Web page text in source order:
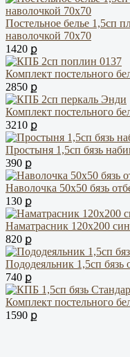
Постельное белье 1,5сп
наволочкой 70х70
1420 ք
Комплект постельного
2850 ք
Комплект постельного
3210 ք
Простыня 1,5сп бязь
390 ք
Наволочка 50х50 бязь
130 ք
Наматрасник 120х200
820 ք
Пододеяльник 1,5сп бязь
740 ք
Комплект постельного
1590 ք